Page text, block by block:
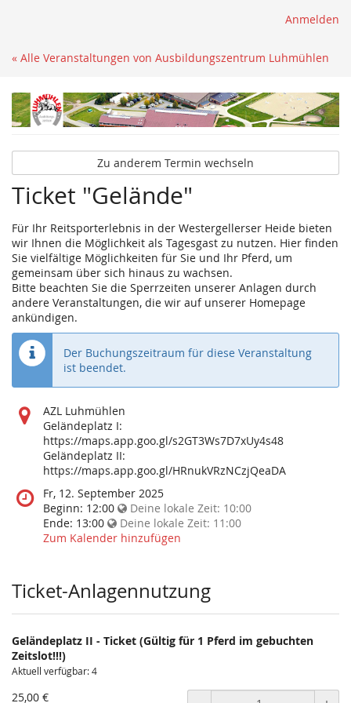
Anmelden
« Alle Veranstaltungen von Ausbildungszentrum Luhmühlen
Zu anderem Termin wechseln
Ticket "Gelände"
Für Ihr Reitsporterlebnis in der Westergellerser Heide bieten
wir Ihnen die Möglichkeit als Tagesgast zu nutzen. Hier finden
Sie vielfältige Möglichkeiten für Sie und Ihr Pferd, um
gemeinsam über sich hinaus zu wachsen.
Bitte beachten Sie die Sperrzeiten unserer Anlagen durch
andere Veranstaltungen, die wir auf unserer Homepage
ankündigen.
Der Buchungszeitraum für diese Veranstaltung
ist beendet.
Wo
findet
diese
Veranstaltung
statt?
AZL Luhmühlen
Geländeplatz I:
https://maps.app.goo.gl/s2GT3Ws7D7xUy4s48
Geländeplatz II:
https://maps.app.goo.gl/HRnukVRzNCzjQeaDA
Wann
findet
diese
Veranstaltung
Fr, 12. September 2025
Beginn: 12:00 Deine lokale Zeit: 10:00
Ende: 13:00 Deine lokale Zeit: 11:00
Zum Kalender hinzufügen
Ticket-Anlagennutzung
Geländeplatz II - Ticket (Gültig für 1 Pferd im gebuchten
Zeitslot!!!)
Aktuell verfügbar: 4
25,00 €